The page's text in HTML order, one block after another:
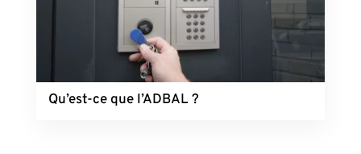
Qu’est-ce que l’ADBAL ?